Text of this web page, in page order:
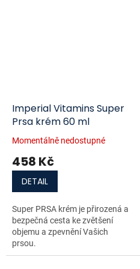
Imperial Vitamins Super
Prsa krém 60 ml
Momentálně nedostupné
458 Kč
DETAIL
Super PRSA krém je přirozená a
bezpečná cesta ke zvětšení
objemu a zpevnění Vašich
prsou.